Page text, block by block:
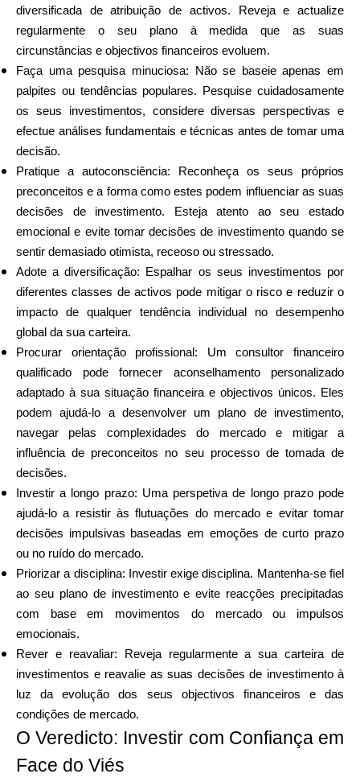
diversificada de atribuição de activos. Reveja e actualize
regularmente o seu plano à medida que as suas
circunstâncias e objectivos financeiros evoluem.
Faça uma pesquisa minuciosa: Não se baseie apenas em
palpites ou tendências populares. Pesquise cuidadosamente
os seus investimentos, considere diversas perspectivas e
efectue análises fundamentais e técnicas antes de tomar uma
decisão.
Pratique a autoconsciência: Reconheça os seus próprios
preconceitos e a forma como estes podem influenciar as suas
decisões de investimento. Esteja atento ao seu estado
emocional e evite tomar decisões de investimento quando se
sentir demasiado otimista, receoso ou stressado.
Adote a diversificação: Espalhar os seus investimentos por
diferentes classes de activos pode mitigar o risco e reduzir o
impacto de qualquer tendência individual no desempenho
global da sua carteira.
Procurar orientação profissional: Um consultor financeiro
qualificado pode fornecer aconselhamento personalizado
adaptado à sua situação financeira e objectivos únicos. Eles
podem ajudá-lo a desenvolver um plano de investimento,
navegar pelas complexidades do mercado e mitigar a
influência de preconceitos no seu processo de tomada de
decisões.
Investir a longo prazo: Uma perspetiva de longo prazo pode
ajudá-lo a resistir às flutuações do mercado e evitar tomar
decisões impulsivas baseadas em emoções de curto prazo
ou no ruído do mercado.
Priorizar a disciplina: Investir exige disciplina. Mantenha-se fiel
ao seu plano de investimento e evite reacções precipitadas
com base em movimentos do mercado ou impulsos
emocionais.
Rever e reavaliar: Reveja regularmente a sua carteira de
investimentos e reavalie as suas decisões de investimento à
luz da evolução dos seus objectivos financeiros e das
condições de mercado.
O Veredicto: Investir com Confiança em
Face do Viés